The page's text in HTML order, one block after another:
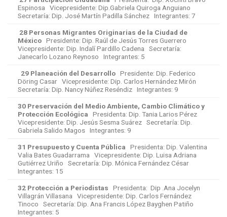
Espinosa Vicepresidente: Dip.Gabriela Quiroga Anguiano
Secretaría: Dip. José Martín Padilla Sánchez Integrantes: 7
28 Personas Migrantes Originarias de la Ciudad de
México Presidente: Dip. Raúl de Jesús Torres Guerrero
Vicepresidente: Dip. Indalí Pardillo Cadena Secretaría:
Janecarlo Lozano Reynoso Integrantes: 5
29 Planeación del Desarrollo Presidente: Dip. Federico
Döring Casar Vicepresidente: Dip. Carlos Hernández Mirón
Secretaría: Dip. Nancy Núñez Reséndiz Integrantes: 9
30 Preservación del Medio Ambiente, Cambio Climático y
Protección Ecológica
Presidenta: Dip. Tania Larios Pérez
Vicepresidente: Dip. Jesús Sesma Suárez Secretaría: Dip.
Gabriela Salido Magos Integrantes: 9
31 Presupuesto y Cuenta Pública Presidenta: Dip. Valentina
Valia Bates Guadarrama Vicepresidente: Dip. Luisa Adriana
Gutiérrez Uriño Secretaría: Dip. Mónica Fernández César
Integrantes: 15
32 Protección a Periodistas
Presidenta: Dip .Ana Jocelyn
Villagrán Villasana Vicepresidente: Dip. Carlos Fernández
Tinoco Secretaría: Dip. Ana Francis López Bayghen Patiño
Integrantes: 5